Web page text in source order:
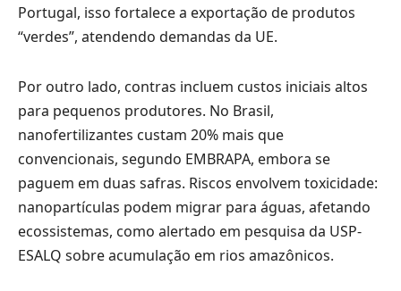
Portugal, isso fortalece a exportação de produtos
“verdes”, atendendo demandas da UE.
Por outro lado, contras incluem custos iniciais altos
para pequenos produtores. No Brasil,
nanofertilizantes custam 20% mais que
convencionais, segundo EMBRAPA, embora se
paguem em duas safras. Riscos envolvem toxicidade:
nanopartículas podem migrar para águas, afetando
ecossistemas, como alertado em pesquisa da USP-
ESALQ sobre acumulação em rios amazônicos.